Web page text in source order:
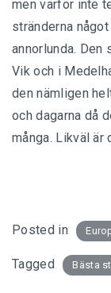
men varför inte
stränderna
annorlunda.
Vik och i
den nämligen
och dagarna då
många. Likväl är
Posted in
Tagged Bästa